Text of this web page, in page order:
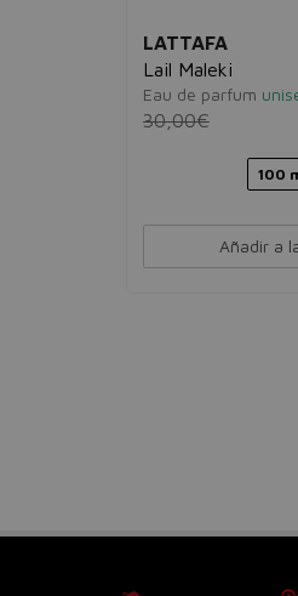
LATTAFA
Lail Maleki
Eau de parfum
30,00€
100
Añadir a